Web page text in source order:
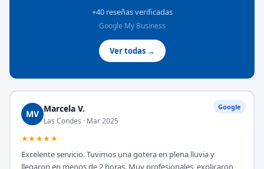
+40 reseñas verificadas
Google My Business
Ver todas →
Google
MV Marcela V.
Las Condes · Mar 2025
★★★★★
Excelente servicio. Tuvimos una gotera en plena lluvia y
llegaron en menos de 2 horas. Muy profesionales, explicaron